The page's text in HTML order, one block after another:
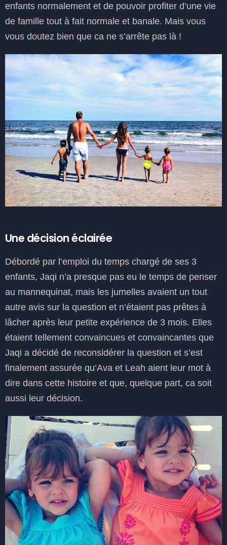
enfants normalement et de pouvoir profiter d’une vie
de famille tout à fait normale et banale. Mais vous
vous doutez bien que ca ne s’arrête pas là !
Une décision éclairée
Débordé par l’emploi du temps chargé de ses 3
enfants, Jaqi n’a presque pas eu le temps de penser
au mannequinat, mais les jumelles avaient un tout
autre avis sur la question et n’étaient pas prêtes à
lâcher après leur petite expérience de 3 mois. Elles
étaient tellement convaincues et convaincantes que
Jaqi a décidé de reconsidérer la question et s’est
finalement assurée qu’Ava et Leah aient leur mot à
dire dans cette histoire et que, quelque part, ca soit
aussi leur décision.